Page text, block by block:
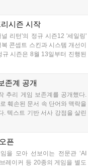
및 루키 부문 등 다양한 인디게
대 최대 규모로 열려 인디게임
시즌 시작
리턴'의 정규 시즌12 '세일링'
콘셉트 스킨과 시스템 개선이
시즌은 8월 13일부터 진행된
강화를 위한 다중 크로노 스피
존계 공개
추리 게임 보존계를 공개했다.
훼손된 문서 속 단어와 맥락을
. 텍스트 기반 서사 강점을 살린
핵심이며, 현재 스팀 상점 페이
픈
을 모아 선보이는 전문관 ‘AI
레이커 등 20종의 게임을 별도